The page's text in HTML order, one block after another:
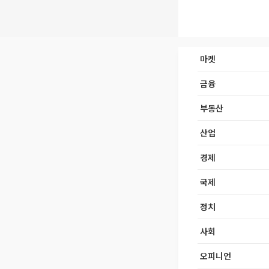
마켓
금융
부동산
산업
경제
국제
정치
사회
오피니언